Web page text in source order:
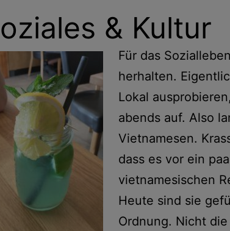
& Kultur
Für das
herhalten.
Lokal
abends auf. Also
Vietnamesen.
dass es vor ein
vietnamesischen
Heute sind sie
Ordnung. Nicht